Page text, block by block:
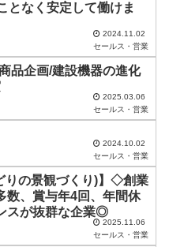
となく安定して働けま
2024.11.02
セールス・営業
品企画/建設機器の進化
2025.03.06
セールス・営業
2024.10.02
セールス・営業
りの景観づくり)】◇創業
数、賞与年4回、年間休
スが抜群な企業◎
2025.11.06
セールス・営業